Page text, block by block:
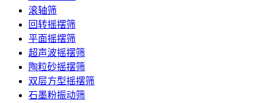
滚轴筛
回转摇摆筛
平面摇摆筛
超声波摇摆筛
陶粒砂摇摆筛
双层方型摇摆筛
石墨粉振动筛